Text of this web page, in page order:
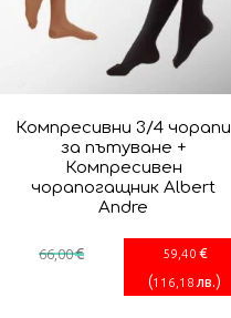
Компресивни 3/4 чорапи
за пътуване +
Компресивен
чорапогащник Albert
Andre
66,00€ 59 ,40 €
(116 ,18 лв.)